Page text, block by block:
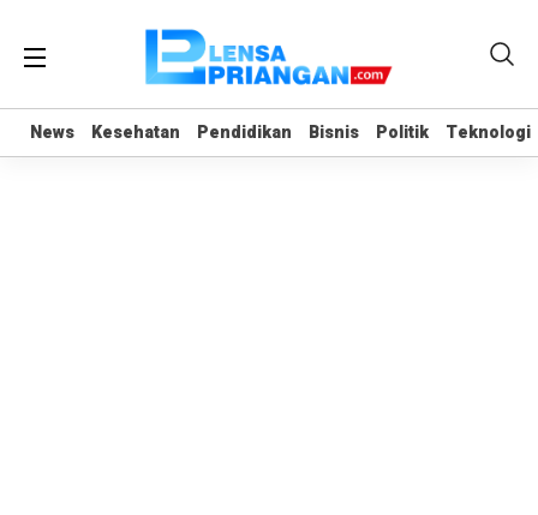
News Kesehatan Pendidikan Bisnis Politik Teknologi
News Kesehatan Pendidikan Bisnis Politik Teknologi